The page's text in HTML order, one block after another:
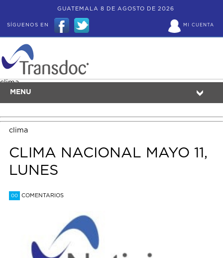
GUATEMALA 8 DE AGOSTO DE 2026
MI CUENTA
SÍGUENOS EN
MENU
clima
clima
CLIMA NACIONAL MAYO 11,
LUNES
00 COMENTARIOS